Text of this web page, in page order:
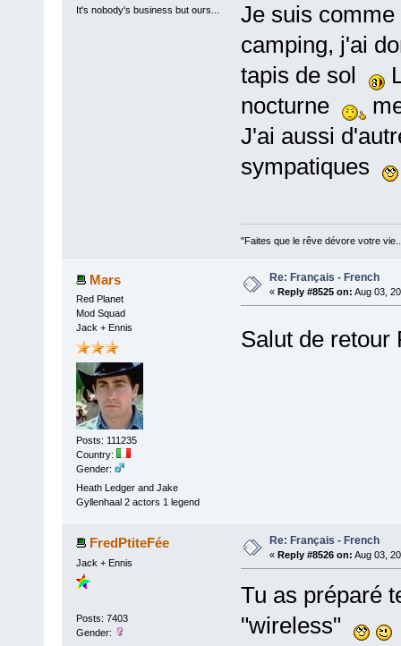
It's nobody's business but ours...
Je suis
camping, j'ai
tapis de sol
nocturne
J'ai aussi
sympatiques
"Faites que le rêve dévore votre
Mars
Red Planet
Mod Squad
Jack + Ennis
Posts: 111235
Country:
Gender:
Heath Ledger and Jake
Gyllenhaal 2 actors 1 legend
Re: Français - French
« Reply #8525 on: Aug 03,
Salut de
FredPtiteFée
Jack + Ennis
Posts: 7403
Gender:
Re: Français - French
« Reply #8526 on: Aug 03,
Tu as préparé
"wireless"